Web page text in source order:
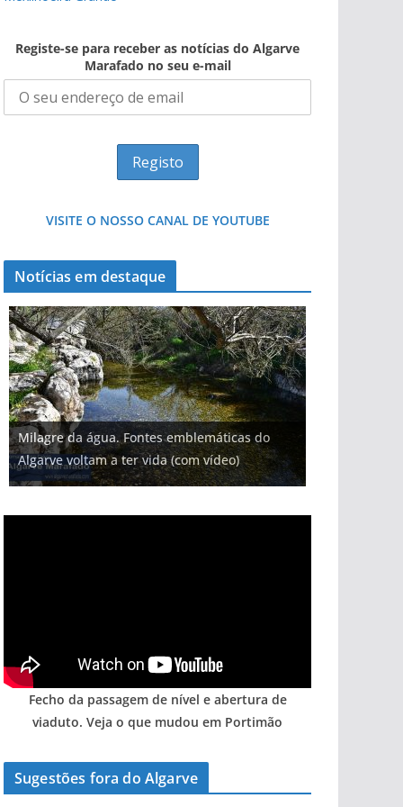
Registe-se para receber as notícias do Algarve
Marafado no seu e-mail
VISITE O NOSSO CANAL DE YOUTUBE
Notícias em destaque
Milagre da água. Fontes emblemáticas do
Algarve voltam a ter vida (com vídeo)
Fecho da passagem de nível e abertura de
viaduto. Veja o que mudou em Portimão
Sugestões fora do Algarve